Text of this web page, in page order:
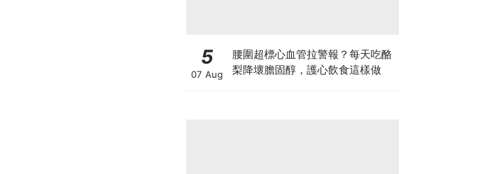
5
07 Aug
腰圍超標心血管拉警報？每天吃酪
梨降壞膽固醇，護心飲食這樣做